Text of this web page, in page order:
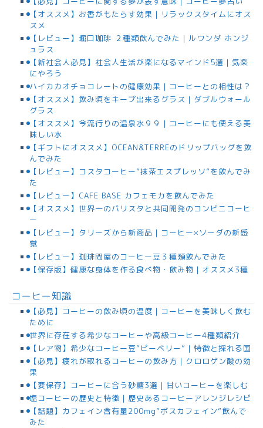
【オススメ】お香がもたらす効果｜リラックスタイムにオス
スメ
【レビュー】堀口珈琲 ２種類飲んでみた｜ルワンダ ホンジ
ュラス
【新社会人必見】社会人生活が楽になるマインド5選｜気楽
にやろう
ハイカカオチョコレートの健康効果｜コーヒーとの相性は？
【オススメ】飲み頃をキープ出来るグラス｜ダブルウォール
グラス
【オススメ】今流行りの温泉水９９｜コーヒーにも使える美
味しい水
【ギフトにオススメ】OCEAN&TERREのドリップバッグを飲
んでみた
【レビュー】コスタコーヒー”抹茶エスプレッソ”を飲んでみ
た
【レビュー】CAFE BASE カフェモカを飲んでみた
【オススメ】世界一のバリスタと共同開発のコンビニコーヒ
ー
【レビュー】タリーズから新商品｜コーヒー×ソーダの新感
覚
【レビュー】珈琲問屋のコーヒー豆３種類飲んでみた
【保存版】健康な身体を作る食べ物・飲み物｜オススメ3種
コーヒー知識
【必見】コーヒーの飲み頃の温度｜コーヒーを美味しく飲む
ために
世界に存在する希少なコーヒーや高級コーヒー4種類紹介
【レア物】希少なコーヒー豆”ピーベリー”｜特徴と採れる国
【必見】疲れが取れるコーヒーの飲み方｜クロロゲン酸の効
果
【要保存】コーヒーに合う砂糖3選｜甘いコーヒーを楽しむ
塩コーヒーの歴史と特徴｜歴史あるコーヒーアレンジレシピ
【話題】カフェイン含有量200mg”ボスカフェイン”飲んで
みた